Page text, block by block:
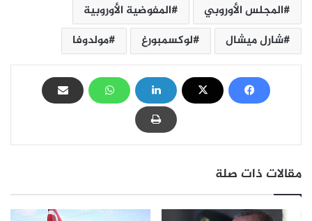
المجلس الأوروبي
المفوضية الأوروبية
شارل ميشال
لوكسمبورغ مولدوفا
مقالات ذات صلة